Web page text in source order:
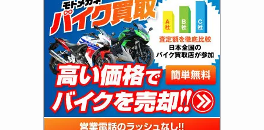
(34)
(5)
(12)
(63)
(109)
(25)
(24)
(46)
(15)
(5)
(62)
(4)
(6)
(17)
(5)
(131)
(38)
(131)
(167)
(85)
(21)
(61)
(171)
(98)
(13)
(60)
(274)
(171)
(38)
(47)
(59)
(141)
(254)
(204)
(23)
(33)
(34)
(35)
(41)
(415)
(16)
(170)
(27)
(147)
(13)
(19)
(12)
(16)